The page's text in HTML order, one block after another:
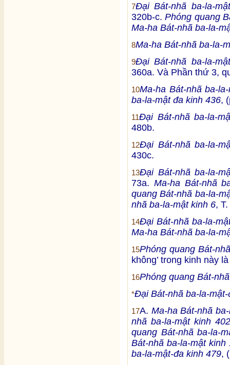
7Đại Bát-nhã ba-la-
320b-c.Phóng quang
Ma-ha Bát-nhã ba-la-
8Ma-ha Bát-nhã ba-la-
9Đại Bát-nhã ba-la-
360a. Và Phần thứ 3,
10Ma-ha Bát-nhã ba-
ba-la-mật đa kinh 436,
11Đại Bát-nhã ba-la-
480b.
12Đại Bát-nhã ba-la-
430c.
13Đại Bát-nhã ba-la-
73a. Ma-ha Bát-nhã
quang Bát-nhã ba-la-
nhã ba-la-mật kinh 6,
14Đại Bát-nhã ba-la-
Ma-ha Bát-nhã ba-la-
15Phóng quang Bát-
không’ trong kinh này
16Phóng quang Bát-
*Đại Bát-nhã ba-la-
17A. Ma-ha Bát-nhã
nhã ba-la-mật kinh 402
quang Bát-nhã ba-la-
Bát-nhã ba-la-mật kinh
ba-la-mật-đa kinh 479,